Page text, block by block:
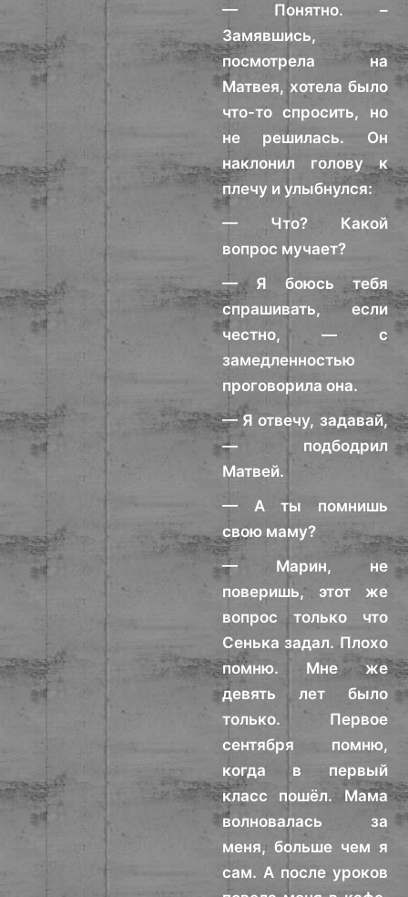
— Понятно. –
Замявшись,
посмотрела на
Матвея, хотела было
что-то спросить, но
не решилась. Он
наклонил голову к
плечу и улыбнулся:
— Что? Какой
вопрос мучает?
— Я боюсь тебя
спрашивать, если
честно, — с
замедленностью
проговорила она.
— Я отвечу, задавай,
— подбодрил
Матвей.
— А ты помнишь
свою маму?
— Марин, не
поверишь, этот же
вопрос только что
Сенька задал. Плохо
помню. Мне же
девять лет было
только. Первое
сентября помню,
когда в первый
класс пошёл. Мама
волновалась за
меня, больше чем я
сам. А после уроков